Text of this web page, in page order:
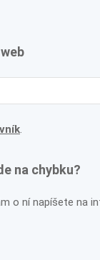
.
na chybku?
o ní napíšete na